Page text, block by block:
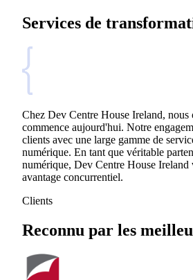
Services de
Chez Dev Centre House Ireland,
commence aujourd'hui. Notre
clients avec une large gamme de
numérique. En tant que véritable
numérique, Dev Centre House Ireland
avantage concurrentiel.
Clients
Reconnu par les